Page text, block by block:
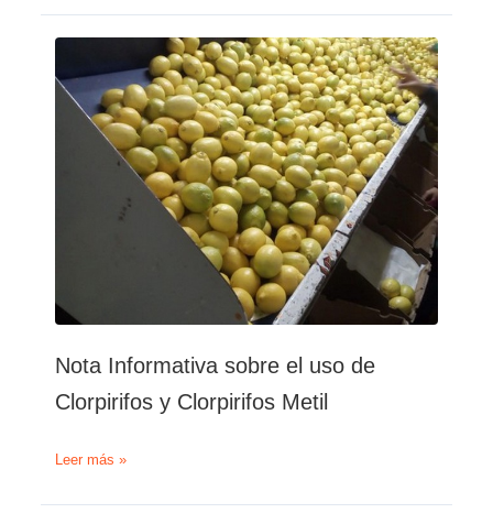
vetará
la
de
fruta
tratada
Nota Informativa sobre el uso de
Clorpirifos y Clorpirifos Metil
Nota
sobre
Leer más »